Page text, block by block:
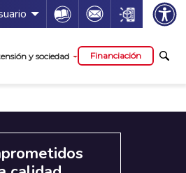
Icon Icon Icon
y sociedad Financiación